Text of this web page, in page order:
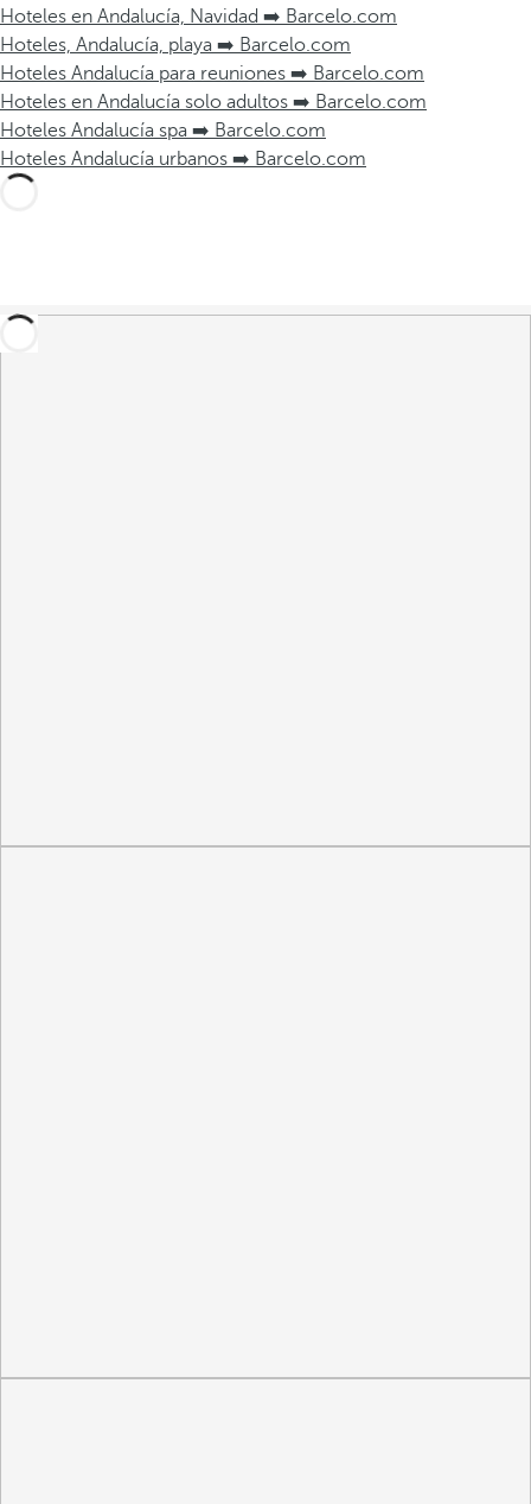
Hoteles en Andalucía, Navidad ➡️ Barcelo.com
Hoteles, Andalucía, playa ➡️ Barcelo.com
Hoteles Andalucía para reuniones ➡️ Barcelo.com
Hoteles en Andalucía solo adultos ➡️ Barcelo.com
Hoteles Andalucía spa ➡️ Barcelo.com
Hoteles Andalucía urbanos ➡️ Barcelo.com